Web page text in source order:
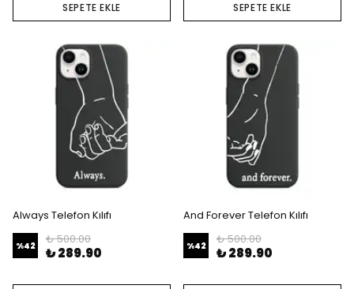
SEPETE EKLE SEPETE EKLE
Always Telefon Kılıfı
%42 ₺ 500.00
₺ 289.90
And Forever Telefon Kılıfı
%42 ₺ 500.00
₺ 289.90